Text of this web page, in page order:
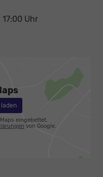
Uhr
laden
eingebettet.
von Google.